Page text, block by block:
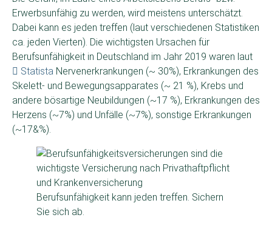
Erwerbsunfähig zu werden, wird meistens unterschätzt.
Dabei kann es jeden treffen (laut verschiedenen Statistiken
ca. jeden Vierten). Die wichtigsten Ursachen für
Berufsunfähigkeit in Deutschland im Jahr 2019 waren laut
Statista Nervenerkrankungen (~ 30%), Erkrankungen des
Skelett- und Bewegungsapparates (~ 21 %), Krebs und
andere bösartige Neubildungen (~17 %), Erkrankungen des
Herzens (~7%) und Unfälle (~7%), sonstige Erkrankungen
(~17&%).
Berufsunfähigkeit kann jeden treffen. Sichern
Sie sich ab.